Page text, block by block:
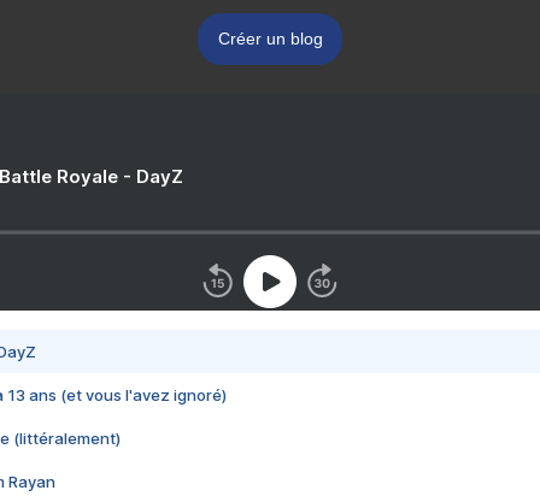
Créer un blog
Royale - DayZ
13 ans (et vous l'avez ignoré)
(littéralement)
Rayan